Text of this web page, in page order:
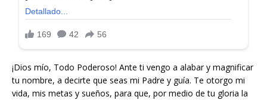
¡Dios mío, Todo Poderoso! Ante ti vengo a alabar y magnificar
tu nombre, a decirte que seas mi Padre y guía. Te otorgo mi
vida, mis metas y sueños, para que, por medio de tu gloria la